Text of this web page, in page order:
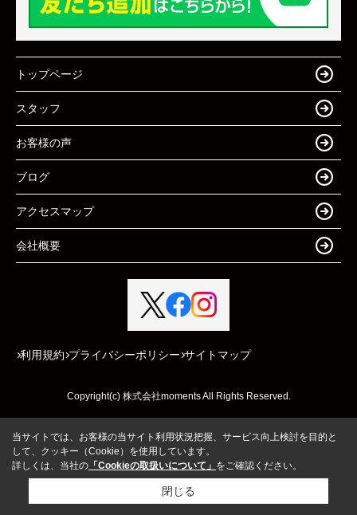
トップページ
スタッフ
お客様の声
ブログ
アクセスマップ
会社概要
利用規約 プライバシーポリシー サイトマップ
Copyright(c) 株式会社moments All Rights Reserved.
当サイトでは、お客様の当サイト利用状況把握、サービス向上検討を目的と
して、クッキー（Cookie）を使用しています。
詳しくは、当社の 「Cookieの取扱いについて」 をご確認ください。
閉じる